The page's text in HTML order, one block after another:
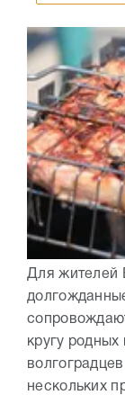
Для жителей
кругу родных
нескольких